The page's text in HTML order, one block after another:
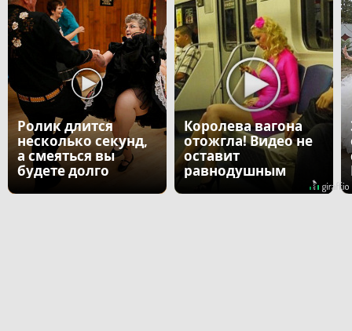
Ролик длится
несколько секунд,
а смеяться вы
будете долго
Королева вагона
отожгла! Видео не
оставит
равнодушным